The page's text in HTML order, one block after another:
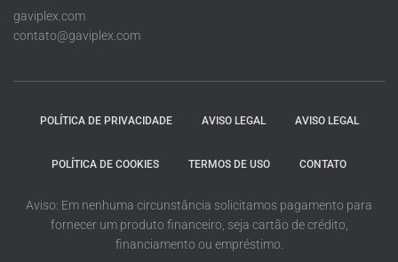
gaviplex.com
contato@gaviplex.com
POLÍTICA DE PRIVACIDADE AVISO LEGAL AVISO LEGAL
POLÍTICA DE COOKIES TERMOS DE USO CONTATO
Aviso: Em nenhuma circunstância solicitamos pagamento para
fornecer um produto financeiro, seja cartão de crédito,
financiamento ou empréstimo.